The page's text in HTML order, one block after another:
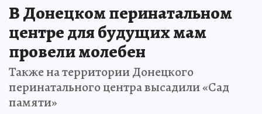
В Донецком перинатальном
центре для будущих мам
провели молебен
Также на территории Донецкого
перинатального центра высадили «Сад
памяти»